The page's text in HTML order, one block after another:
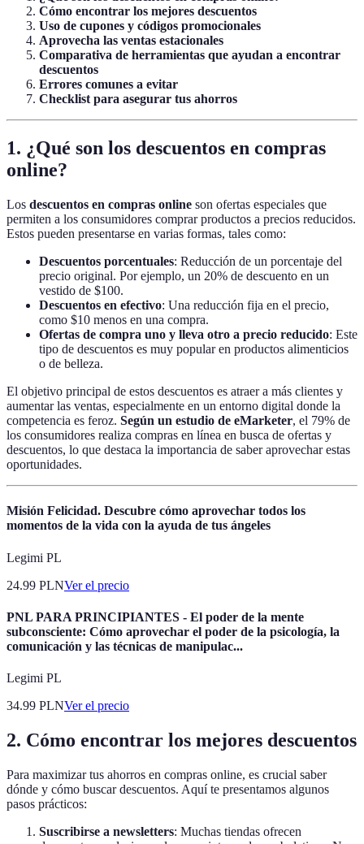
Cómo encontrar los mejores descuentos
Uso de cupones y códigos promocionales
Aprovecha las ventas estacionales
Comparativa de herramientas que ayudan a encontrar
descuentos
Errores comunes a evitar
Checklist para asegurar tus ahorros
1. ¿Qué son los descuentos en compras
online?
Los descuentos en compras online son ofertas especiales que
permiten a los consumidores comprar productos a precios reducidos.
Estos pueden presentarse en varias formas, tales como:
Descuentos porcentuales: Reducción de un porcentaje del
precio original. Por ejemplo, un 20% de descuento en un
vestido de $100.
Descuentos en efectivo: Una reducción fija en el precio,
como $10 menos en una compra.
Ofertas de compra uno y lleva otro a precio reducido: Este
tipo de descuentos es muy popular en productos alimenticios
o de belleza.
El objetivo principal de estos descuentos es atraer a más clientes y
aumentar las ventas, especialmente en un entorno digital donde la
competencia es feroz. Según un estudio de eMarketer, el 79% de
los consumidores realiza compras en línea en busca de ofertas y
descuentos, lo que destaca la importancia de saber aprovechar estas
oportunidades.
Misión Felicidad. Descubre cómo aprovechar todos los
momentos de la vida con la ayuda de tus ángeles
Legimi PL
24.99 PLNVer el precio
PNL PARA PRINCIPIANTES - El poder de la mente
subconsciente: Cómo aprovechar el poder de la psicología, la
comunicación y las técnicas de manipulac...
Legimi PL
34.99 PLNVer el precio
2. Cómo encontrar los mejores descuentos
Para maximizar tus ahorros en compras online, es crucial saber
dónde y cómo buscar descuentos. Aquí te presentamos algunos
pasos prácticos:
Suscribirse a newsletters: Muchas tiendas ofrecen